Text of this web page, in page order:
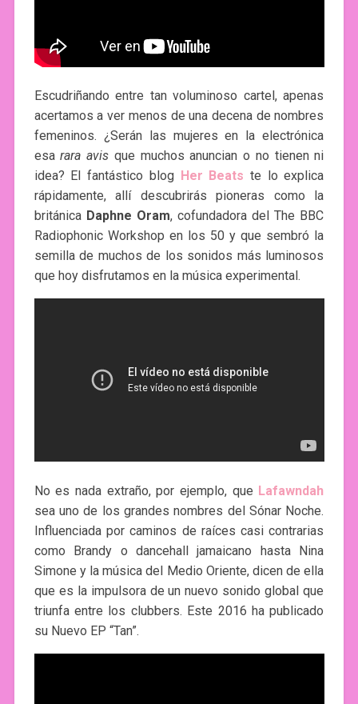
Escudriñando entre tan voluminoso cartel, apenas
acertamos a ver menos de una decena de nombres
femeninos. ¿Serán las mujeres en la electrónica
esarara avis que muchos anuncian o no tienen ni
idea? El fantástico blog Her Beats te lo explica
rápidamente, allí descubrirás pioneras como la
británica Daphne Oram, cofundadora del The BBC
Radiophonic Workshop en los 50 y que sembró la
semilla de muchos de los sonidos más luminosos
que hoy disfrutamos en la música experimental.
No es nada extraño, por ejemplo, que Lafawndah
sea uno de los grandes nombres del Sónar Noche.
Influenciada por caminos de raíces casi contrarias
como Brandy o dancehall jamaicano hasta Nina
Simone y la música del Medio Oriente, dicen de ella
que es la impulsora de un nuevo sonido global que
triunfa entre los clubbers. Este 2016 ha publicado
su Nuevo EP “Tan”.